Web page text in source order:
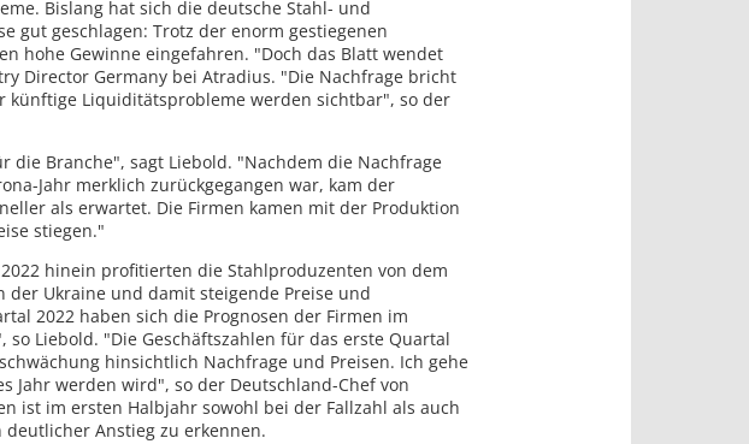
Bislang hat sich die deutsche Stahl- und
gut geschlagen: Trotz der enorm gestiegenen
hohe Gewinne eingefahren. "Doch das Blatt wendet
Director Germany bei Atradius. "Die Nachfrage bricht
künftige Liquiditätsprobleme werden sichtbar", so der
die Branche", sagt Liebold. "Nachdem die Nachfrage
Jahr merklich zurückgegangen war, kam der
als erwartet. Die Firmen kamen mit der Produktion
stiegen."
2022 hinein profitierten die Stahlproduzenten von dem
der Ukraine und damit steigende Preise und
2022 haben sich die Prognosen der Firmen im
so Liebold. "Die Geschäftszahlen für das erste Quartal
hinsichtlich Nachfrage und Preisen. Ich gehe
Jahr werden wird", so der Deutschland-Chef von
ist im ersten Halbjahr sowohl bei der Fallzahl als auch
deutlicher Anstieg zu erkennen.